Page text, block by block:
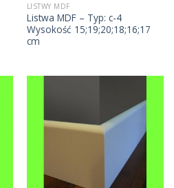
LISTWY MDF
Listwa MDF – Typ: c-4
Wysokość 15;19;20;18;16;17
cm